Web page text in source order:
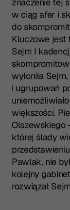
znaczenie tej
w ciąg afer i
do
Kluczowe jest
Sejm I
wyłoniła
i ugrupowań
większości.
Olszewskiego
której ślady
Pawlak, nie
kolejny
rozwiązał